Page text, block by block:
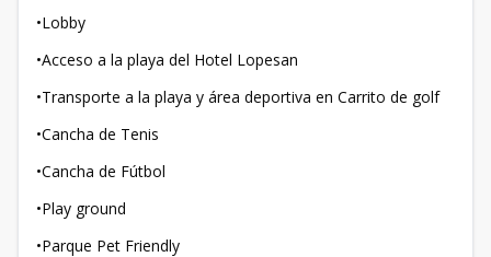
•Lobby
•Acceso a la playa del Hotel Lopesan
•Transporte a la playa y área deportiva en Carrito de golf
•Cancha de Tenis
•Cancha de Fútbol
•Play ground
•Parque Pet Friendly